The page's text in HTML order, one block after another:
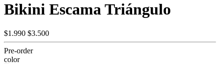
Bikini Escama Triángulo
$1.990 $3.500
Pre-order
color